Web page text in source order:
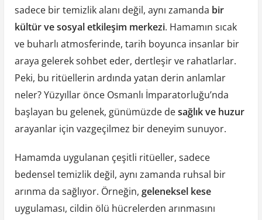
sadece bir temizlik alanı değil, aynı zamanda bir
kültür ve sosyal etkileşim merkezi. Hamamın sıcak
ve buharlı atmosferinde, tarih boyunca insanlar bir
araya gelerek sohbet eder, dertleşir ve rahatlarlar.
Peki, bu ritüellerin ardında yatan derin anlamlar
neler? Yüzyıllar önce Osmanlı İmparatorluğu’nda
başlayan bu gelenek, günümüzde desağlık ve huzur
arayanlar için vazgeçilmez bir deneyim sunuyor.
Hamamda uygulanan çeşitli ritüeller, sadece
bedensel temizlik değil, aynı zamanda ruhsal bir
arınma da sağlıyor. Örneğin, geleneksel kese
uygulaması, cildin ölü hücrelerden arınmasını